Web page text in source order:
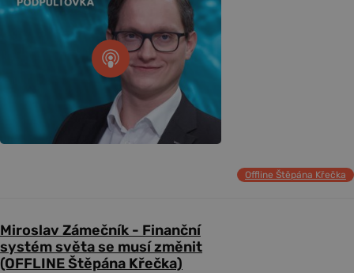
Offline Štěpána Křečka
Miroslav Zámečník - Finanční
systém světa se musí změnit
(OFFLINE Štěpána Křečka)